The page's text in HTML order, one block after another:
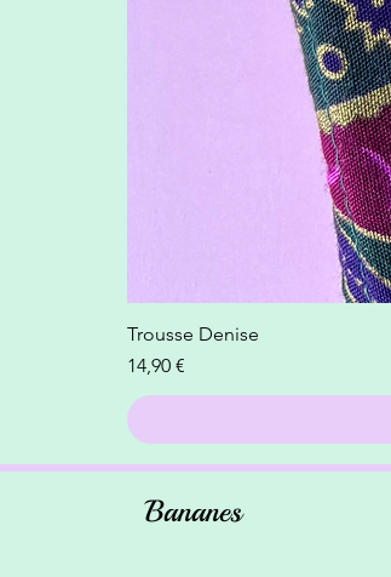
Trousse Denise
Prix
14,90 €
Bananes